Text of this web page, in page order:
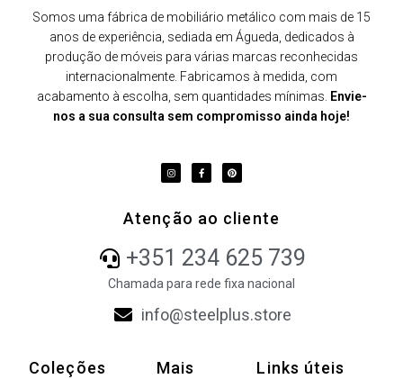
Somos uma fábrica de mobiliário metálico com mais de 15
anos de experiência, sediada em Águeda, dedicados à
produção de móveis para várias marcas reconhecidas
internacionalmente. Fabricamos à medida, com
acabamento à escolha, sem quantidades mínimas. Envie-
nos a sua consulta sem compromisso ainda hoje!
Atenção ao cliente
+351 234 625 739
Chamada para rede fixa nacional
info@steelplus.store
Coleções Mais Links úteis